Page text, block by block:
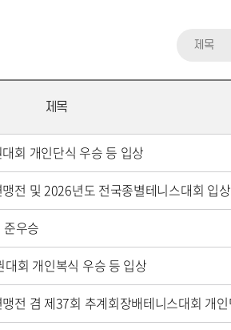
제목
제목
회 개인단식 우승 등 입상
전 및 2026년도 전국종별테니스대회 입상
우승
회 개인복식 우승 등 입상